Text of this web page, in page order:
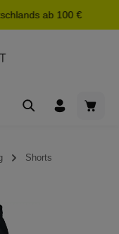
ab 100 €
Shorts